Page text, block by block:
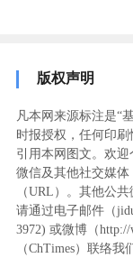
版权声明
凡本网来源标注是“
时报授权，任何印
引用本网图文。欢迎
微信及其他社交媒
（URL）。其他公
请通过电子邮件（
3972) ‬或微博（http://
（ChTimes）联络